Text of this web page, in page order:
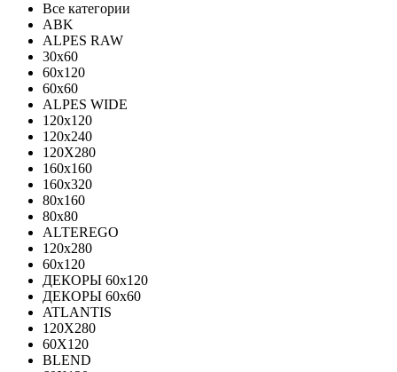
Все категории
ABK
ALPES RAW
30x60
60x120
60x60
ALPES WIDE
120x120
120x240
120X280
160x160
160x320
80x160
80x80
ALTEREGO
120х280
60х120
ДЕКОРЫ 60х120
ДЕКОРЫ 60х60
ATLANTIS
120X280
60X120
BLEND